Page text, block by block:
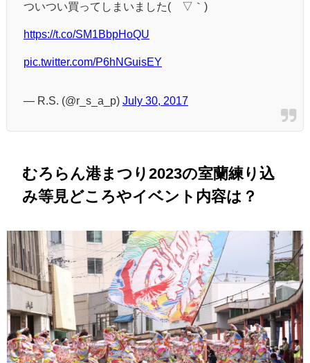
ついつい買ってしまいました(´▽｀)
https://t.co/SM1BbpHoQU
pic.twitter.com/P6hNGuisEY
— R.S. (@r_s_a_p) July 30, 2017
むろらん港まつり2023の室蘭練り込
み等見どころやイベント内容は？